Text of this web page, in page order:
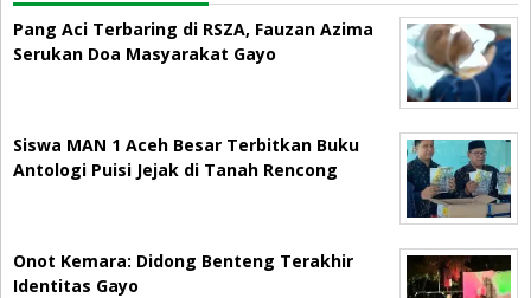
Pang Aci Terbaring di RSZA, Fauzan Azima
Serukan Doa Masyarakat Gayo
Siswa MAN 1 Aceh Besar Terbitkan Buku
Antologi Puisi Jejak di Tanah Rencong
Onot Kemara: Didong Benteng Terakhir
Identitas Gayo